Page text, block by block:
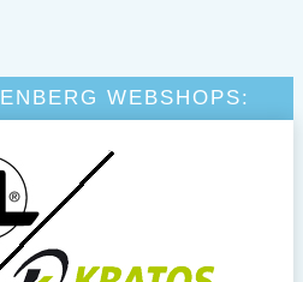
WEBSHOPS: